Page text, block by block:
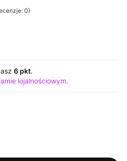
0)
6 pkt.
lojalnościowym.